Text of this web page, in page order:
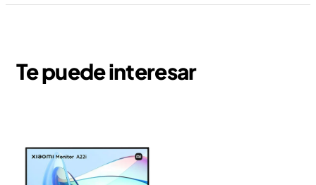
Te puede interesar